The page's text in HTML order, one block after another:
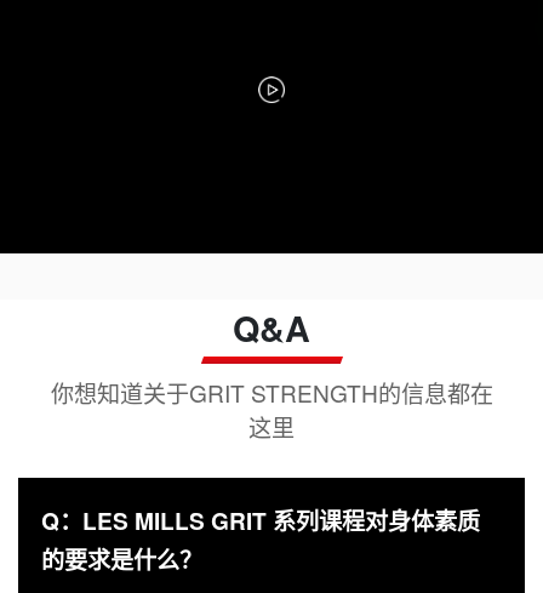
Q&A
你想知道关于GRIT STRENGTH的信息都在
这里
Q：LES MILLS GRIT 系列课程对身体素质
的要求是什么？